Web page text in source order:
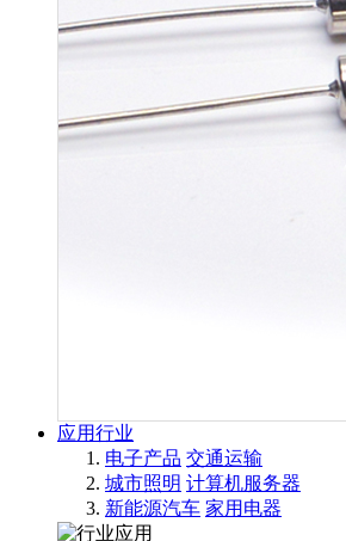
应用行业
电子产品 交通运输
城市照明 计算机服务器
新能源汽车 家用电器